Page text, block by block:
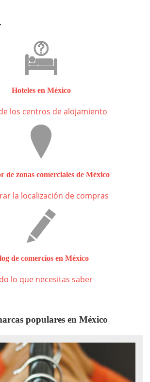
Hoteles en México
los centros de alojamiento
de zonas comerciales de México
la localización de compras
de comercios en México
lo que necesitas saber
populares en México